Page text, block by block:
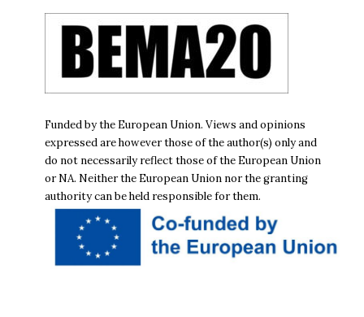
Funded by the European Union. Views and opinions
expressed are however those of the author(s) only and
do not necessarily reflect those of the European Union
or NA. Neither the European Union nor the granting
authority can be held responsible for them.